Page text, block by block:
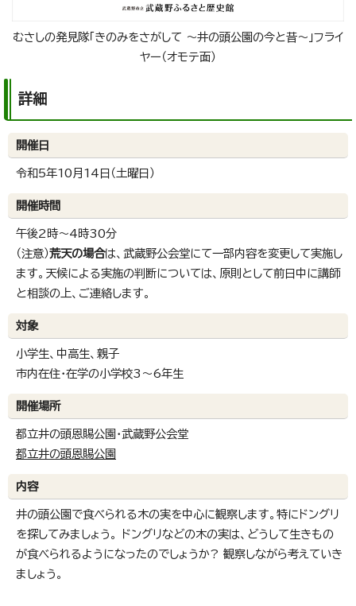
むさしの発見隊「きのみをさがして ～井の頭公園の今と昔～」フライ
ヤー（オモテ面）
詳細
開催日
令和5年10月14日（土曜日）
開催時間
午後2時～4時30分
（注意）荒天の場合は、武蔵野公会堂にて一部内容を変更して実施し
ます。天候による実施の判断については、原則として前日中に講師
と相談の上、ご連絡します。
対象
小学生、中高生、親子
市内在住・在学の小学校3～6年生
開催場所
都立井の頭恩賜公園・武蔵野公会堂
都立井の頭恩賜公園
内容
井の頭公園で食べられる木の実を中心に観察します。特にドングリ
を探してみましょう。 ドングリなどの木の実は、どうして生きもの
が食べられるようになったのでしょうか? 観察しながら考えていき
ましょう。